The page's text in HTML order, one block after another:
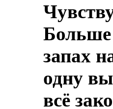
Больше
запах
одну
всё